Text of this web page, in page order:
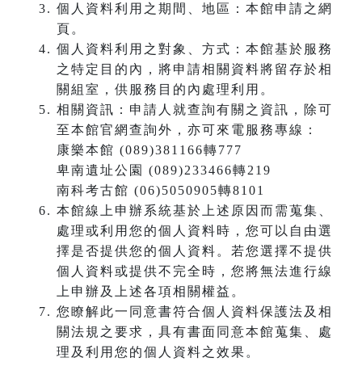
個人資料利用之期間、地區：本館申請之網
頁。
個人資料利用之對象、方式：本館基於服務
之特定目的內，將申請相關資料將留存於相
關組室，供服務目的內處理利用。
相關資訊：申請人就查詢有關之資訊，除可
至本館官網查詢外，亦可來電服務專線：
康樂本館 (089)381166轉777
卑南遺址公園 (089)233466轉219
南科考古館 (06)5050905轉8101
本館線上申辦系統基於上述原因而需蒐集、
處理或利用您的個人資料時，您可以自由選
擇是否提供您的個人資料。若您選擇不提供
個人資料或提供不完全時，您將無法進行線
上申辦及上述各項相關權益。
您瞭解此一同意書符合個人資料保護法及相
關法規之要求，具有書面同意本館蒐集、處
理及利用您的個人資料之效果。